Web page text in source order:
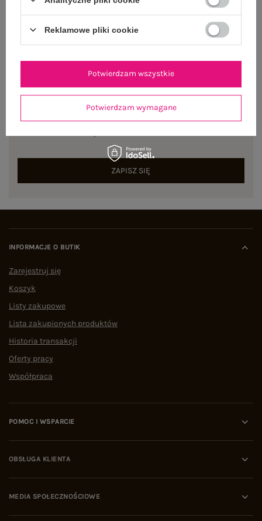
NEWSLETTER
Zapisz się do naszego newslettera i otrzymaj 15% zniżki na
ZAPISZ SIĘ
INFORMACJE O BUTIK
Zarejestruj się
Koszyk
Listy zakupowe
Lista zakupionych produktów
Historia transakcji
Oferty pracy
Współpraca
POMOC I WSPARCIE
OBSŁUGA KLIENTA
MEDIA SPOŁECZNOŚCIOWE
Reklamowe pliki cookie
Potwierdzam wymagane
Potwierdzam wszystkie